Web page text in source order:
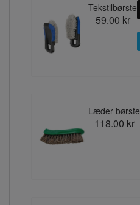
Tekstilbørste
59.00 kr
Læder børste
118.00 kr